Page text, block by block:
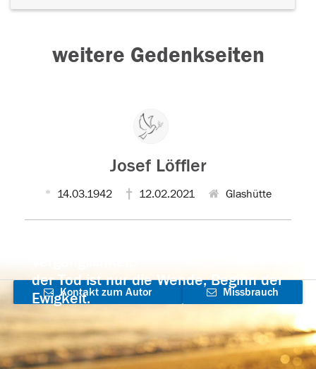
weitere Gedenkseiten
Josef Löffler
14.03.1942 12.02.2021 Glashütte
der Tod ist nur die Wende, Beginn der
Ewigkeit.
Kontakt zum Autor
aufnehmen
Missbrauch